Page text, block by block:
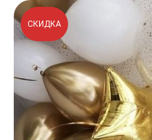
СКИДКА